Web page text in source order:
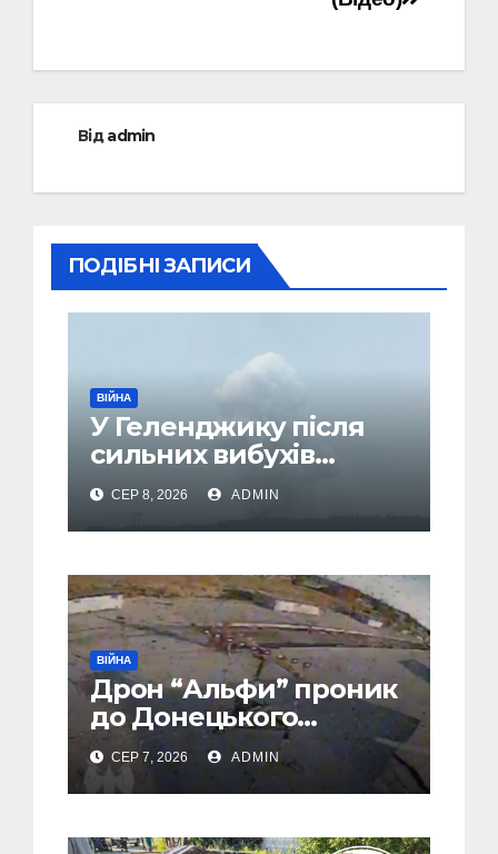
Відadmin
ПОДІБНІ ЗАПИСИ
ВІЙНА
У Геленджику після
сильних вибухів
почалася масова
евакуація
СЕР 8, 2026 ADMIN
ВІЙНА
Дрон “Альфи” проник
до Донецького
аеропорту та спалив
“Шахед” ще до запуску
СЕР 7, 2026 ADMIN